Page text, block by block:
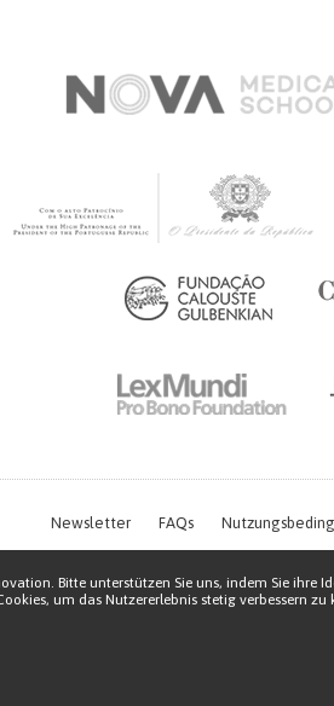
Newsletter FAQs
Bitte unterstützen Sie uns, indem Sie ihre
um das Nutzererlebnis stetig verbessern zu